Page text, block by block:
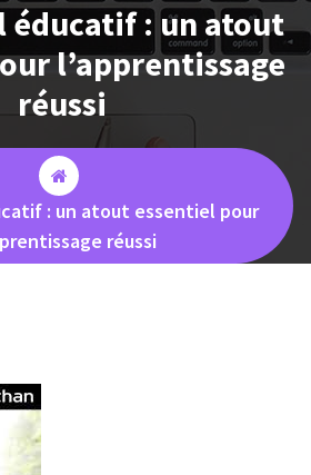
éducatif : un atout
l’apprentissage
réussi
: un atout essentiel pour
réussi